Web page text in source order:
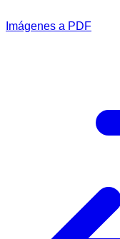
Imágenes a PDF